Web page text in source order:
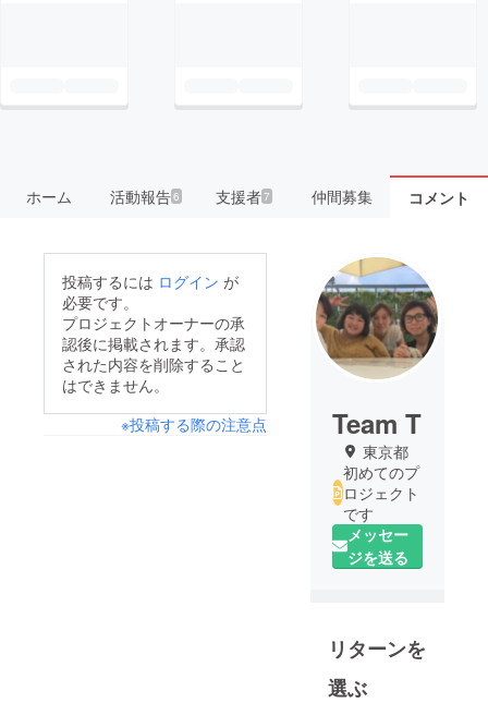
ホーム 活動報告6 支援者7 仲間募集 コメント
投稿するには ログイン が
必要です。
プロジェクトオーナーの承
認後に掲載されます。承認
された内容を削除すること
はできません。
※投稿する際の注意点
Team T
東京都
初めてのプ
ロジェクト
です
メッセー
ジを送る
リターンを
選ぶ